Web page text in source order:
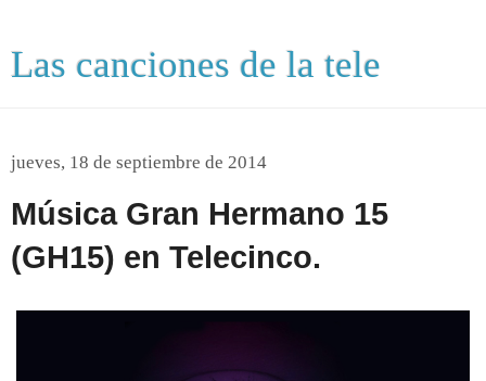
Las canciones de la tele
jueves, 18 de septiembre de 2014
Música Gran Hermano 15
(GH15) en Telecinco.